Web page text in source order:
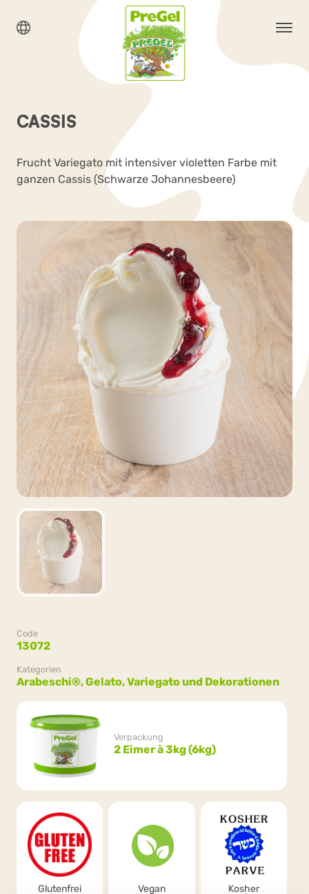
CASSIS
Frucht Variegato mit intensiver violetten Farbe mit
ganzen Cassis (Schwarze Johannesbeere)
Code
13072
Kategorien
Arabeschi®,Gelato,Variegato und Dekorationen
Verpackung
2 Eimer à 3kg (6kg)
Glutenfrei Vegan
Kosher